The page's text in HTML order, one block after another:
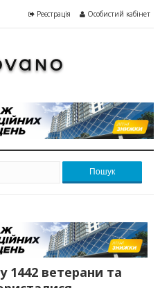
Реєстрація Особистий кабінет
Пошук
ветерани та